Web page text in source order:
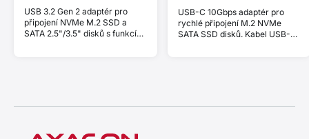
USB 3.2 Gen 2 adaptér pro
připojení NVMe M.2 SSD a
SATA 2.5"/3.5" disků s funkcí
USB-C 10Gbps adaptér pro
rychlé připojení M.2 NVMe
SATA SSD disků. Kabel USB-C